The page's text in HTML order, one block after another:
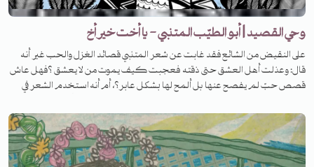
وحي القصيد | أبو الطيّب المتنبي - يا أخت خير أخ
على النقيض من الشائع فقد غابت عن شعر المتنبي قصائد الغزل والحب غير أنه
قال: وعذلت أهل العشق حتى ذقته فعجبت كيف يموت من لا يعشق ؟فهل عاش
قصص حبّ لم يفصح عنها بل ألمح لها بشكل عابر؟، أم أنه استخدم الشعر في
الجانب من حياة المتنبي، والحكم النهائي لكم.